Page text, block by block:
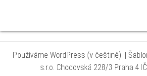
Používáme WordPress (v češtině). |
s.r.o. Chodovská 228/3 Praha 4